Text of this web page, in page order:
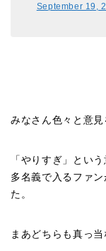
September 19,
みなさん色々と意見
「やりすぎ」とい
多名義で入るファ
た。
まあどちらも真っ